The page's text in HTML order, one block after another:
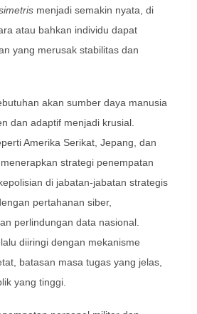
menjadi semakin nyata, di
atau bahkan individu dapat
yang merusak stabilitas dan
akan sumber daya manusia
dan adaptif menjadi krusial.
Amerika Serikat, Jepang, dan
strategi penempatan
di jabatan-jabatan strategis
pertahanan siber,
perlindungan data nasional.
diiringi dengan mekanisme
batasan masa tugas yang jelas,
yang tinggi.